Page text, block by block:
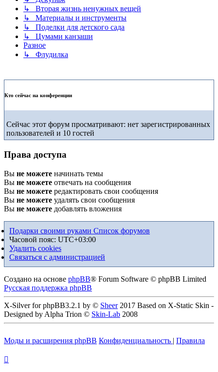
↳ Вторая жизнь ненужных вещей
↳ Материалы и инструменты
↳ Поделки для детского сада
↳ Цумами канзаши
Разное
↳ Флудилка
Кто сейчас на конференции
Сейчас этот форум просматривают: нет зарегистрированных
пользователей и 10 гостей
Права доступа
Вы не можете начинать темы
Вы не можете отвечать на сообщения
Вы не можете редактировать свои сообщения
Вы не можете удалять свои сообщения
Вы не можете добавлять вложения
Подарки своими руками Список форумов
Часовой пояс: UTC+03:00
Удалить cookies
Связаться с администрацией
Создано на основе phpBB® Forum Software © phpBB Limited
Русская поддержка phpBB
X-Silver for phpBB3.2.1 by © Sheer2017 Based on X-Static Skin -
Designed by Alpha Trion © Skin-Lab 2008
Моды и расширения phpBB Конфиденциальность | Правила